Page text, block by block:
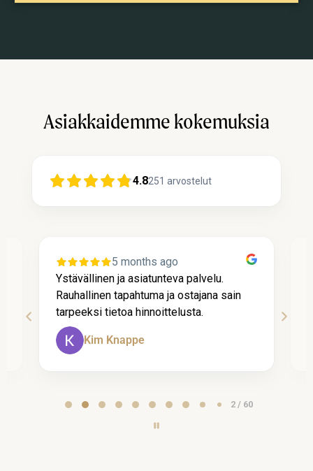
Asiakkaidemme kokemuksia
4.8251 arvostelut
5 months ago
Ystävällinen ja asiatunteva palvelu.
Rauhallinen tapahtuma ja ostajana sain
tarpeeksi tietoa hinnoittelusta.
Kim Knappe
2 / 60